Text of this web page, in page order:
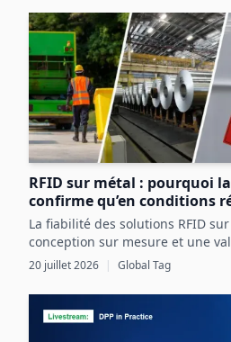
Europe.
RFID sur métal : pourquoi
confirme qu’en conditions
La fiabilité des solutions RFID
conception sur mesure et une
conditions réelles, intégrant
de l’actif et de l’environnement
20 juillet 2026 | Global Tag